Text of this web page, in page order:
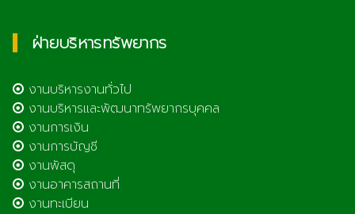
ฝ่ายบริหารทรัพยากร
งานบริหารงานทั่วไป
งานบริหารและพัฒนาทรัพยากรบุคคล
งานการเงิน
งานการบัญชี
งานพัสดุ
งานอาคารสถานที่
งานทะเบียน